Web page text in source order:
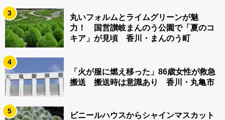
3
丸いフォルムとライムグリーンが魅
力！ 国営讃岐まんのう公園で「夏のコ
キア」が見頃 香川・まんのう町
4
「火が服に燃え移った」86歳女性が救急
搬送 搬送時は意識あり 香川・丸亀市
5
ビニールハウスからシャインマスカット